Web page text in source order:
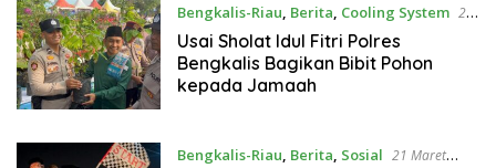
Bengkalis-Riau, Berita, Cooling System 21
Maret 2026
Usai Sholat Idul Fitri Polres
Bengkalis Bagikan Bibit Pohon
kepada Jamaah
Bengkalis-Riau, Berita, Sosial 21 Maret